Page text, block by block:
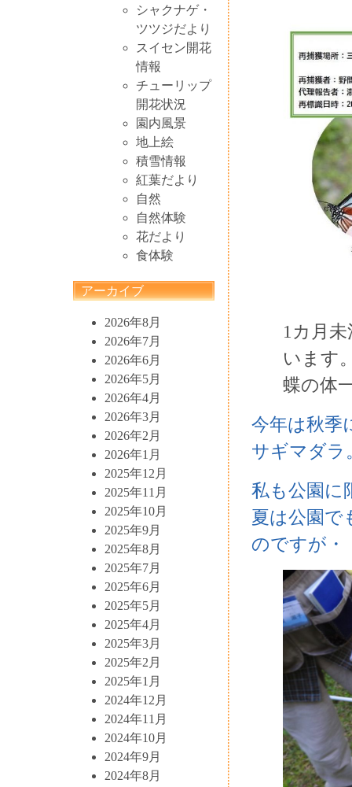
シャクナゲ・
ツツジだより
スイセン開花
情報
チューリップ
開花状況
園内風景
地上絵
積雪情報
紅葉だより
自然
自然体験
花だより
食体験
アーカイブ
2026年8月
2026年7月
2026年6月
2026年5月
2026年4月
2026年3月
2026年2月
2026年1月
2025年12月
2025年11月
2025年10月
2025年9月
2025年8月
2025年7月
2025年6月
2025年5月
2025年4月
2025年3月
2025年2月
2025年1月
2024年12月
2024年11月
2024年10月
2024年9月
2024年8月
1カ月
います
蝶の体
今年は秋季
サギマダラ
私も公園に
夏は公園で
のですが・